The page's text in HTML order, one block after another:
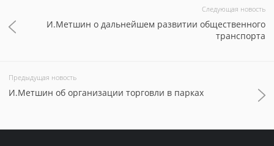
Следующая новость
И.Метшин о дальнейшем развитии общественного
транспорта
Предыдущая новость
И.Метшин об организации торговли в парках